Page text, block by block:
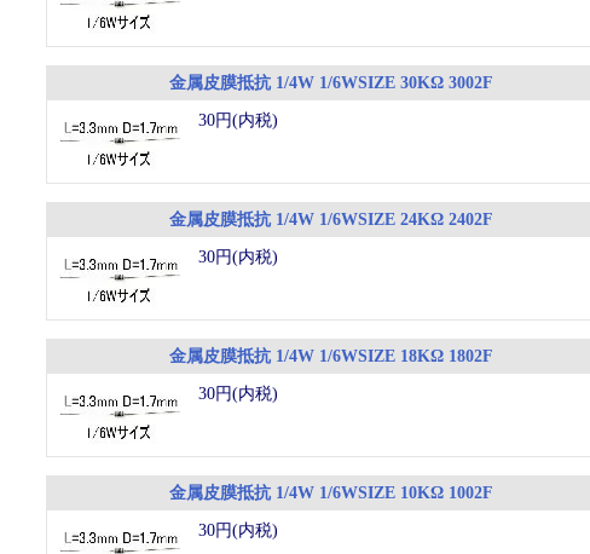
金属皮膜抵抗 1/4W 1/6WSIZE 30KΩ 3002F
30円(内税)
金属皮膜抵抗 1/4W 1/6WSIZE 24KΩ 2402F
30円(内税)
金属皮膜抵抗 1/4W 1/6WSIZE 18KΩ 1802F
30円(内税)
金属皮膜抵抗 1/4W 1/6WSIZE 10KΩ 1002F
30円(内税)